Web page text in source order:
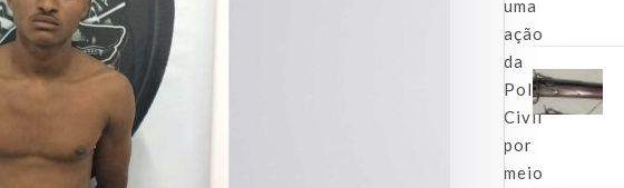
uma
ação
da
Polícia
Civil
por
meio